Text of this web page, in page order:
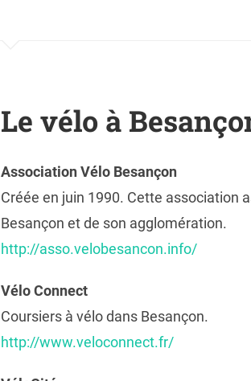
Le vélo à
Association Vélo Besançon
Créée en juin 1990. Cette association
Besançon et de son agglomération.
http://asso.velobesancon.info/
Vélo Connect
Coursiers à vélo dans Besançon.
http://www.veloconnect.fr/